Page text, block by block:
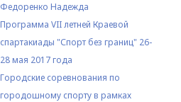
Федоренко Надежда
Программа VII летней Краевой
спартакиады "Спорт без границ" 26-
28 мая 2017 года
Городские соревнования по
городошному спорту в рамках